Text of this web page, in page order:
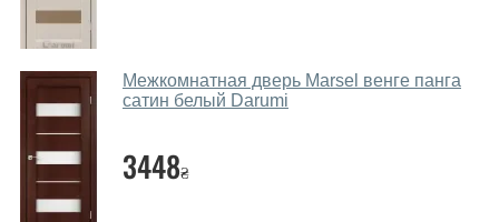
Да. Мы консультируем покупателей
через мессенджеры, онлайн чат или непосредственно
в нашем салоне-магазине.
Какие основные особенности и
преимущества ваших межкомнатных
Каркас полотна межкомнатных дверей производится
Межкомнатная дверь Marsel венге панга
сатин белый Darumi
3448₴